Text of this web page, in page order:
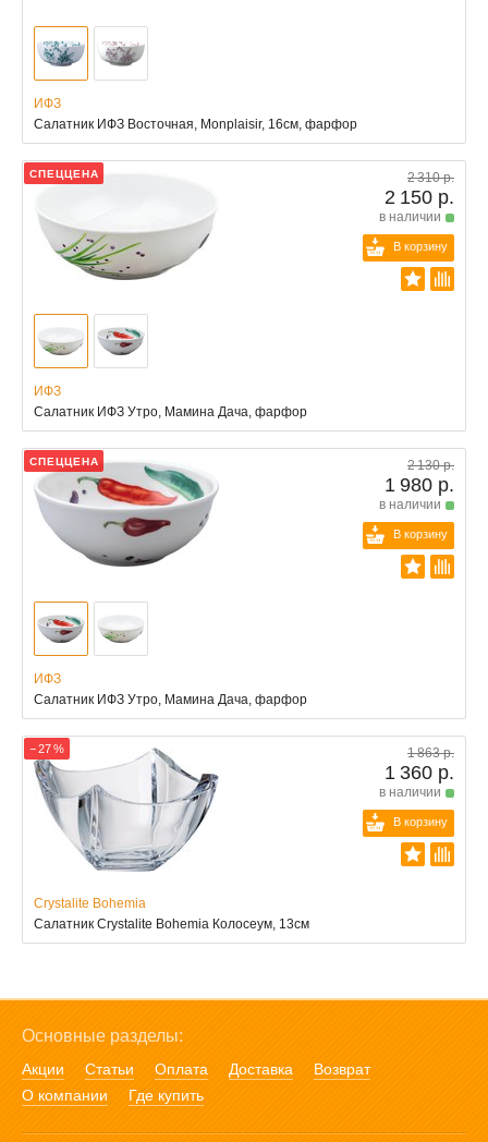
ИФЗ
Салатник ИФЗ Восточная, Monplaisir, 16см, фарфор
СПЕЦЦЕНА 2 310 р.
2 150 р.
в наличии
В корзину
ИФЗ
Салатник ИФЗ Утро, Мамина Дача, фарфор
СПЕЦЦЕНА 2 130 р.
1 980 р.
в наличии
В корзину
ИФЗ
Салатник ИФЗ Утро, Мамина Дача, фарфор
− 27 % 1 863 р.
1 360 р.
в наличии
В корзину
Crystalite Bohemia
Салатник Crystalite Bohemia Колосеум, 13см
Основные разделы:
Акции Статьи Оплата Доставка
Возврат
О компании
Где купить